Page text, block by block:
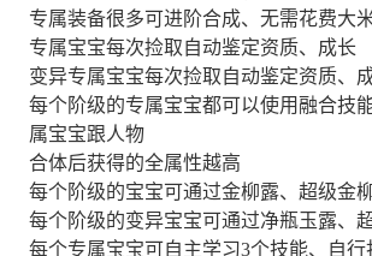
专属装备很多可进阶合成、无需花费大
专属宝宝每次捡取自动鉴定资质、成长
变异专属宝宝每次捡取自动鉴定资质、
每个阶级的专属宝宝都可以使用融合技
属宝宝跟人物
合体后获得的全属性越高
每个阶级的宝宝可通过金柳露、超级金
每个阶级的变异宝宝可通过净瓶玉露、
每个专属宝宝可自主学习3个技能、自